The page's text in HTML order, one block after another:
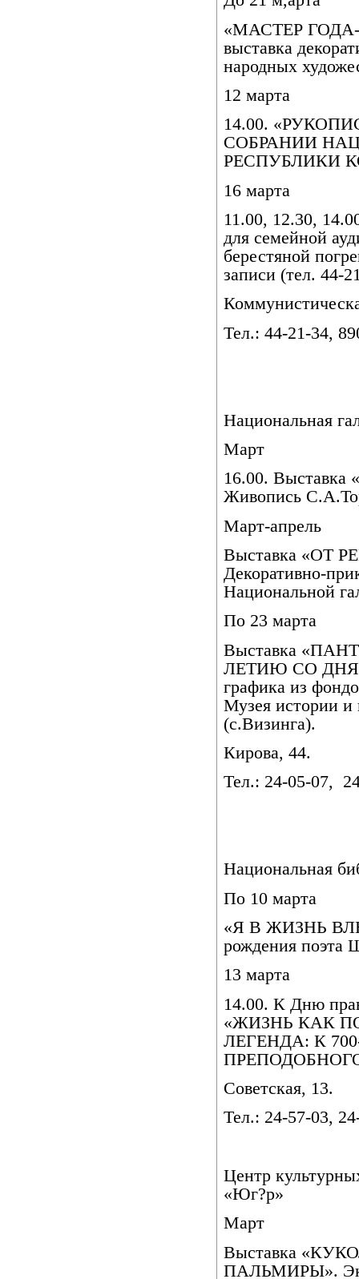
«МАСТЕР ГОДА-
выставка
народных
12 марта
14.00.
СОБРАНИИ
РЕСПУБЛИКИ
16 марта
11.00, 12.30,
для семейной
берестяной
записи (тел. 44-
Тел.: 44-21-34,
Национальная
Март
16.00.
Живопись
Март-апрель
Выставка «ОТ
Декоративно-
Национальной
По 23 марта
Выставка
ЛЕТИЮ СО ДНЯ
графика из
Музея истории и
(с.Визинга).
Кирова, 44.
Тел.: 24-05-07,
Национальная
По 10 марта
«Я В ЖИЗНЬ
рождения поэта
13 марта
14.00. К Дню
«ЖИЗНЬ КАК
ЛЕГЕНДА: К
Советская, 13.
Тел.: 24-57-03,
Центр
«Юг?р»
Март
Выставка
ПАЛЬМИРЫ».